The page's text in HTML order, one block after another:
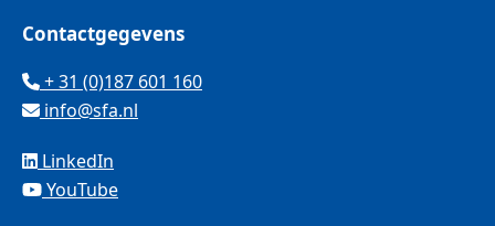
Contactgegevens
+ 31 (0)187 601 160
info@sfa.nl
LinkedIn
YouTube